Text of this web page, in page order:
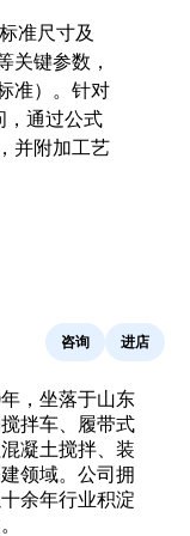
准尺寸及
关键参数，
准）。针对
，通过公式
并附加工艺
咨询 进店
，坐落于山东
拌车、履带式
凝土搅拌、装
领域。公司拥
余年行业积淀